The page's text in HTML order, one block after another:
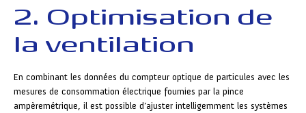
2. Optimisation de
la ventilation
En combinant les données du compteur optique de particules avec les
mesures de consommation électrique fournies par la pince
ampèremétrique, il est possible d’ajuster intelligemment les systèmes